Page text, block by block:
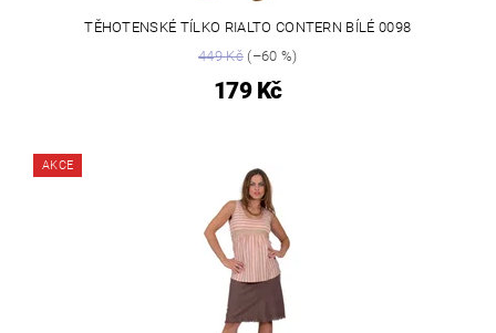
TĚHOTENSKÉ TÍLKO RIALTO CONTERN BÍLÉ 0098
449 Kč(–60 %)
179 Kč
AKCE